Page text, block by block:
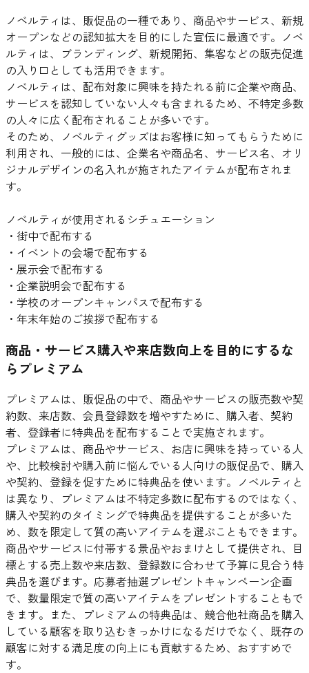
ノベルティは、販促品の一種であり、商品やサービス、新規
オープンなどの認知拡大を目的にした宣伝に最適です。ノベ
ルティは、ブランディング、新規開拓、集客などの販売促進
の入り口としても活用できます。
ノベルティは、配布対象に興味を持たれる前に企業や商品、
サービスを認知していない人々も含まれるため、不特定多数
の人々に広く配布されることが多いです。
そのため、ノベルティグッズはお客様に知ってもらうために
利用され、一般的には、企業名や商品名、サービス名、オリ
ジナルデザインの名入れが施されたアイテムが配布されま
す。
ノベルティが使用されるシチュエーション
・街中で配布する
・イベントの会場で配布する
・展示会で配布する
・企業説明会で配布する
・学校のオープンキャンパスで配布する
・年末年始のご挨拶で配布する
商品・サービス購入や来店数向上を目的にするな
らプレミアム
プレミアムは、販促品の中で、商品やサービスの販売数や契
約数、来店数、会員登録数を増やすために、購入者、契約
者、登録者に特典品を配布することで実施されます。
プレミアムは、商品やサービス、お店に興味を持っている人
や、比較検討や購入前に悩んでいる人向けの販促品で、購入
や契約、登録を促すために特典品を使います。ノベルティと
は異なり、プレミアムは不特定多数に配布するのではなく、
購入や契約のタイミングで特典品を提供することが多いた
め、数を限定して質の高いアイテムを選ぶこともできます。
商品やサービスに付帯する景品やおまけとして提供され、目
標とする売上数や来店数、登録数に合わせて予算に見合う特
典品を選びます。応募者抽選プレゼントキャンペーン企画
で、数量限定で質の高いアイテムをプレゼントすることもで
きます。また、プレミアムの特典品は、競合他社商品を購入
している顧客を取り込むきっかけになるだけでなく、既存の
顧客に対する満足度の向上にも貢献するため、おすすめで
す。